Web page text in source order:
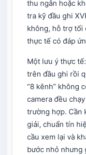
thu ngân hoặc
tra kỹ đầu ghi
không, hỗ trợ tối
thực tế có đáp
Một lưu ý thực
trên đầu ghi rồi
“8 kênh” không
camera đều
trường hợp. Cần
giải, chuẩn tín
cầu xem lại và
bước nhỏ nhưng